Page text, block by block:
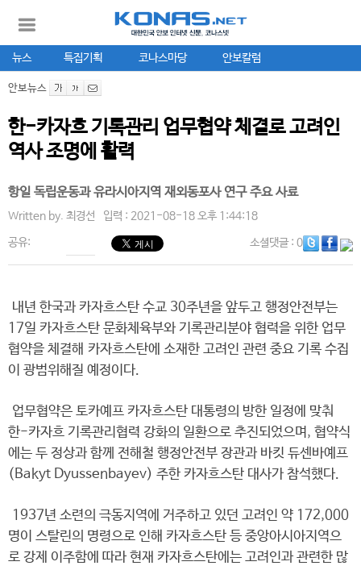
뉴스 특집기획 코나스마당 안보칼럼
안보뉴스
한-카자흐 기록관리 업무협약 체결로 고려인
역사 조명에 활력
항일 독립운동과 유라시아지역 재외동포사 연구 주요 사료
Written by. 최경선 입력 : 2021-08-18 오후 1:44:18
공유: 소셜댓글: 0
내년 한국과 카자흐스탄 수교 30주년을 앞두고 행정안전부는
17일 카자흐스탄 문화체육부와 기록관리분야 협력을 위한 업무
협약을 체결해 카자흐스탄에 소재한 고려인 관련 중요 기록 수집
이 광범위해질 예정이다.
업무협약은 토카예프 카자흐스탄 대통령의 방한 일정에 맞춰
한-카자흐 기록관리협력 강화의 일환으로 추진되었으며, 협약식
에는 두 정상과 함께 전해철 행정안전부 장관과 바킷 듀센바예프
(Bakyt Dyussenbayev) 주한 카자흐스탄 대사가 참석했다.
1937년 소련의 극동지역에 거주하고 있던 고려인 약 172,000
명이 스탈린의 명령으로 인해 카자흐스탄 등 중앙아시아지역으
로 강제 이주함에 따라 현재 카자흐스탄에는 고려인과 관련한 많